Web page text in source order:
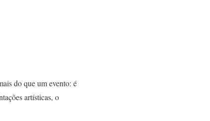
do que um evento: é
artísticas, o